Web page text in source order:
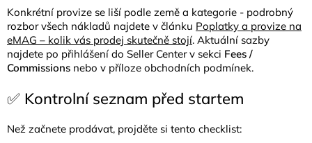
Konkrétní provize se liší podle země a kategorie - podrobný
rozbor všech nákladů najdete v článku Poplatky a provize na
eMAG – kolik vás prodej skutečně stojí. Aktuální sazby
najdete po přihlášení do Seller Center v sekci Fees /
Commissions nebo v příloze obchodních podmínek.
✅ Kontrolní seznam před startem
Než začnete prodávat, projděte si tento checklist: